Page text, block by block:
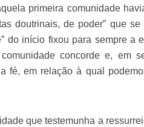
primeira comunidade
doutrinais, de poder” que
do início fixou para sempre a
concorde e, em
fé, em relação à qual
que testemunha a